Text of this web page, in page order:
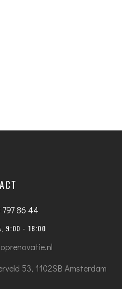
797 86 44
9:00 - 18:00
53, 1102SB Amsterdam